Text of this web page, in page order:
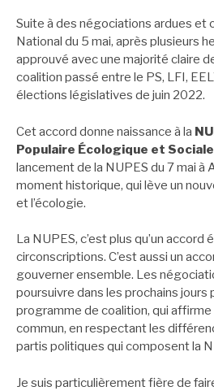
Suite à des négociations ardues et
National du 5 mai, après plusieurs
approuvé avec une majorité claire
coalition passé entre le PS, LFI,
élections législatives de juin 2022.
Cet accord donne naissance à la
Populaire Écologique et Sociale
lancement de la NUPES du 7 mai à
moment historique, qui lève un
et l’écologie.
La NUPES, c’est plus qu’un accord
circonscriptions. C’est aussi un
gouverner ensemble. Les
poursuivre dans les prochains jours
programme de coalition, qui
commun, en respectant les
partis politiques qui composent la
Je suis particulièrement fière de